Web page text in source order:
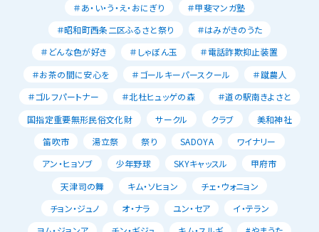
＃あ・い・う・え・おにぎり
＃甲斐マンガ塾
＃昭和町西条二区ふるさと祭り
＃はみがきのうた
＃どんな色が好き
＃しゃぼん玉
＃電話詐欺抑止装置
＃お茶の間に安心を
＃ゴールキーパースクール
＃蹴農人
＃ゴルフパートナー
＃北杜ヒュッゲの森
＃道の駅南きよさと
国指定重要無形民俗文化財
サークル クラブ
美和神社
笛吹市
湯立祭 祭り SADOYA
ワイナリー
アン・ヒョソブ
少年野球 SKYキャッスル
甲府市
天津司の舞
キム・ソヒョン
チェ・ウォニョン
チョン・ジュノ
オ・ナラ ユン・セア
イ・テラン